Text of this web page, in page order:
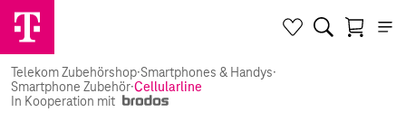
Telekom Zubehörshop·Smartphones & Handys·
Smartphone Zubehör·Cellularline
In Kooperation mit